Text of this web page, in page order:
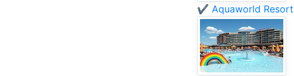
✔️ Aquaworld